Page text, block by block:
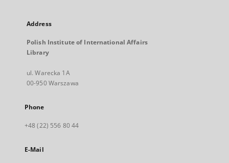
Address
Polish Institute of International Affairs
Library
ul. Warecka 1A
00-950 Warszawa
Phone
+48 (22) 556 80 44
E-Mail